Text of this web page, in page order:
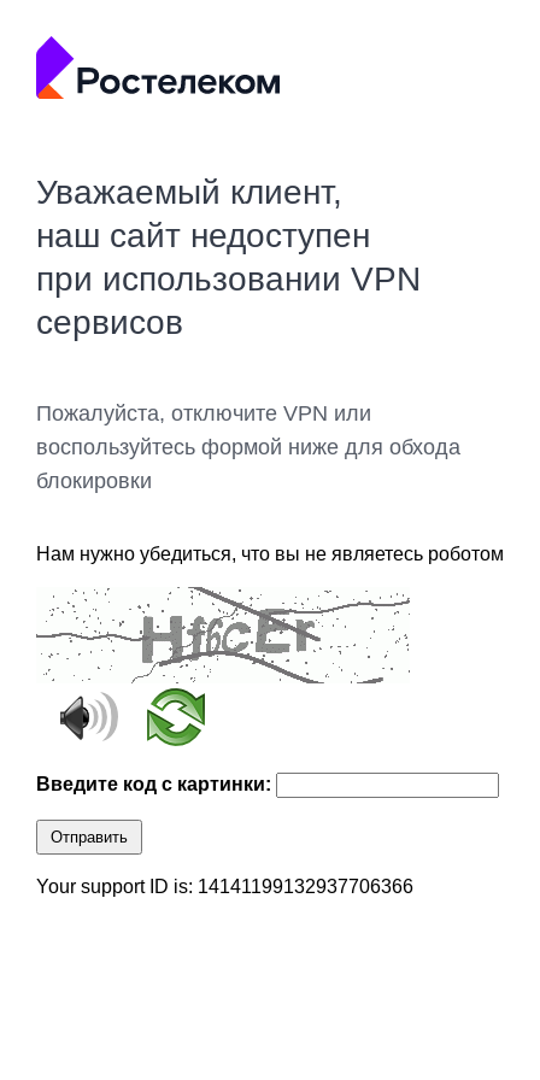
Уважаемый клиент,
наш сайт недоступен
при использовании VPN
сервисов
Пожалуйста, отключите VPN или
воспользуйтесь формой ниже для обхода
блокировки
Нам нужно убедиться, что вы не являетесь роботом
Введите код с картинки:
Отправить
Your support ID is: 14141199132937706366